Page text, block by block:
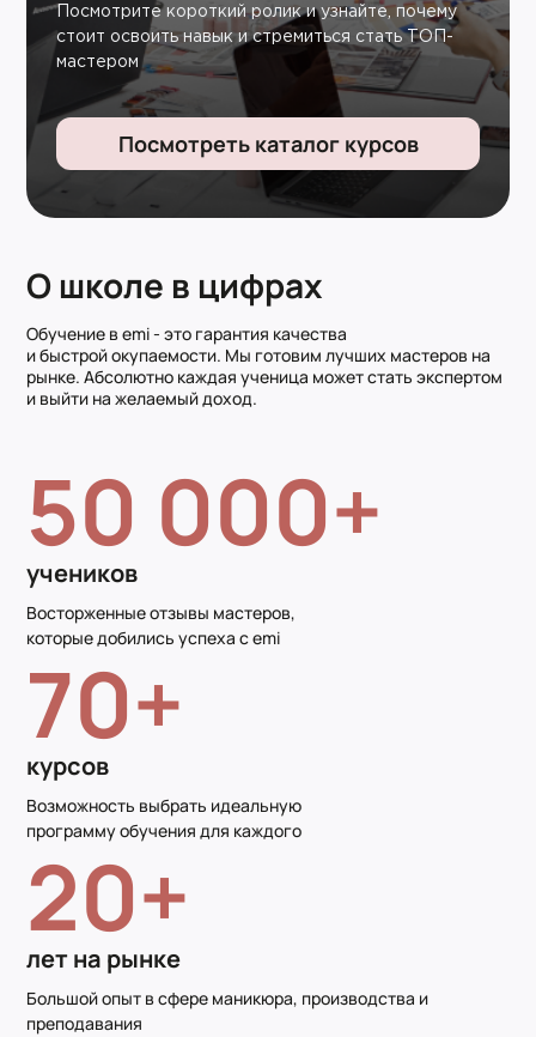
Посмотрите короткий ролик и узнайте, почему
стоит освоить навык и стремиться стать ТОП-
мастером
Посмотреть каталог курсов
О школе в цифрах
Обучение в emi - это гарантия качества
и быстрой окупаемости. Мы готовим лучших мастеров на
рынке. Абсолютно каждая ученица может стать экспертом
и выйти на желаемый доход.
50 000+
учеников
Восторженные отзывы мастеров,
которые добились успеха с emi
70+
курсов
Возможность выбрать идеальную
программу обучения для каждого
20+
лет на рынке
Большой опыт в сфере маникюра, производства и
преподавания